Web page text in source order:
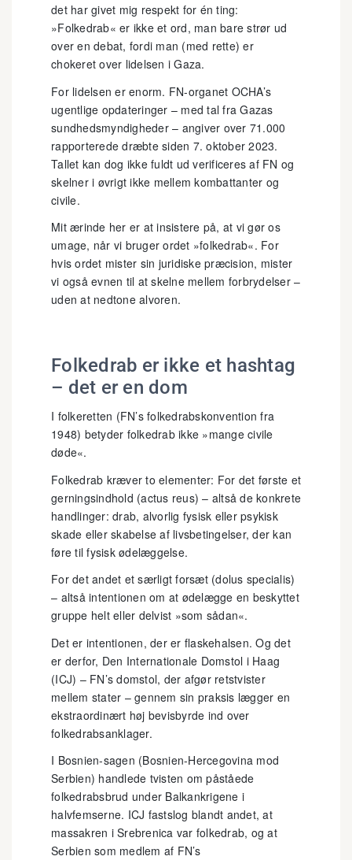
det har givet mig respekt for én ting:
»Folkedrab« er ikke et ord, man bare strør ud
over en debat, fordi man (med rette) er
chokeret over lidelsen i Gaza.
For lidelsen er enorm. FN-organet OCHA’s
ugentlige opdateringer – med tal fra Gazas
sundhedsmyndigheder – angiver over 71.000
rapporterede dræbte siden 7. oktober 2023.
Tallet kan dog ikke fuldt ud verificeres af FN og
skelner i øvrigt ikke mellem kombattanter og
civile.
Mit ærinde her er at insistere på, at vi gør os
umage, når vi bruger ordet »folkedrab«. For
hvis ordet mister sin juridiske præcision, mister
vi også evnen til at skelne mellem forbrydelser –
uden at nedtone alvoren.
Folkedrab er ikke et hashtag
– det er en dom
I folkeretten (FN’s folkedrabskonvention fra
1948) betyder folkedrab ikke »mange civile
døde«.
Folkedrab kræver to elementer: For det første et
gerningsindhold (actus reus) – altså de konkrete
handlinger: drab, alvorlig fysisk eller psykisk
skade eller skabelse af livsbetingelser, der kan
føre til fysisk ødelæggelse.
For det andet et særligt forsæt (dolus specialis)
– altså intentionen om at ødelægge en beskyttet
gruppe helt eller delvist »som sådan«.
Det er intentionen, der er flaskehalsen. Og det
er derfor, Den Internationale Domstol i Haag
(ICJ) – FN’s domstol, der afgør retstvister
mellem stater – gennem sin praksis lægger en
ekstraordinært høj bevisbyrde ind over
folkedrabsanklager.
I Bosnien-sagen (Bosnien-Hercegovina mod
Serbien) handlede tvisten om påståede
folkedrabsbrud under Balkankrigene i
halvfemserne. ICJ fastslog blandt andet, at
massakren i Srebrenica var folkedrab, og at
Serbien som medlem af FN’s